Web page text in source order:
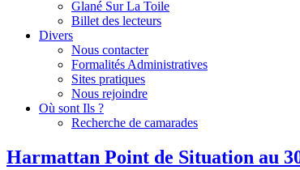
Glané Sur La Toile
Billet des lecteurs
Divers
Nous contacter
Formalités Administratives
Sites pratiques
Nous rejoindre
Où sont Ils ?
Recherche de camarades
Harmattan Point de Situation au